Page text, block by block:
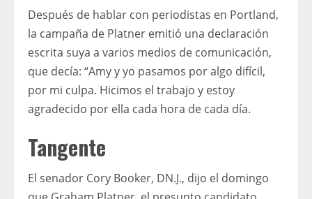
Después de hablar con periodistas en Portland,
la campaña de Platner emitió una declaración
escrita suya a varios medios de comunicación,
que decía: “Amy y yo pasamos por algo difícil,
por mi culpa. Hicimos el trabajo y estoy
agradecido por ella cada hora de cada día.
Tangente
El senador Cory Booker, DN.J., dijo el domingo